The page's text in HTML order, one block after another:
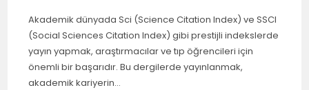
Akademik dünyada Sci (Science Citation Index) ve SSCI
(Social Sciences Citation Index) gibi prestijli indekslerde
yayın yapmak, araştırmacılar ve tıp öğrencileri için
önemli bir başarıdır. Bu dergilerde yayınlanmak,
akademik kariyerin…